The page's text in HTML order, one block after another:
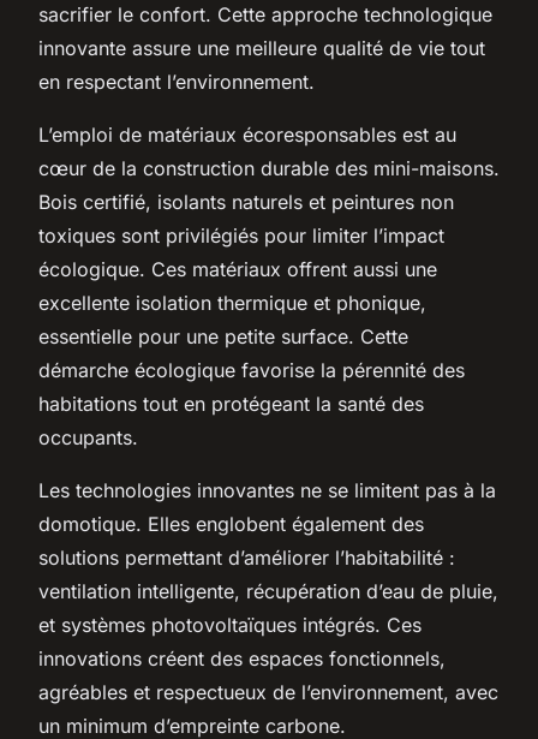
sacrifier le confort. Cette approche technologique
innovante assure une meilleure qualité de vie tout
en respectant l’environnement.
L’emploi de matériaux écoresponsables est au
cœur de la construction durable des mini-maisons.
Bois certifié, isolants naturels et peintures non
toxiques sont privilégiés pour limiter l’impact
écologique. Ces matériaux offrent aussi une
excellente isolation thermique et phonique,
essentielle pour une petite surface. Cette
démarche écologique favorise la pérennité des
habitations tout en protégeant la santé des
occupants.
Les technologies innovantes ne se limitent pas à la
domotique. Elles englobent également des
solutions permettant d’améliorer l’habitabilité :
ventilation intelligente, récupération d’eau de pluie,
et systèmes photovoltaïques intégrés. Ces
innovations créent des espaces fonctionnels,
agréables et respectueux de l’environnement, avec
un minimum d’empreinte carbone.